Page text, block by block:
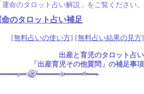
命のタロット占い解説」をご覧ください。
命のタロット占い補足
[無料占いの使い方] [無料占い結果の見方]
出産と育児のタロット占い
「出産育児その他質問」の補足事項